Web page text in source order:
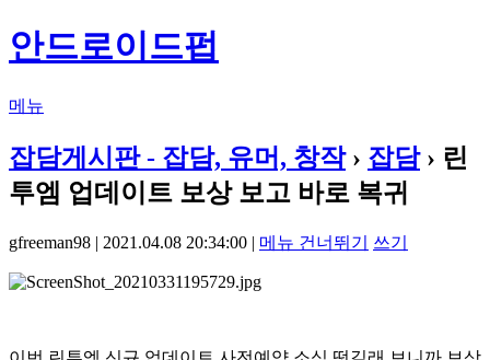
안드로이드펍
메뉴
잡담게시판 - 잡담, 유머, 창작› 잡담› 린
투엠 업데이트 보상 보고 바로 복귀
gfreeman98 | 2021.04.08 20:34:00 | 메뉴 건너뛰기 쓰기